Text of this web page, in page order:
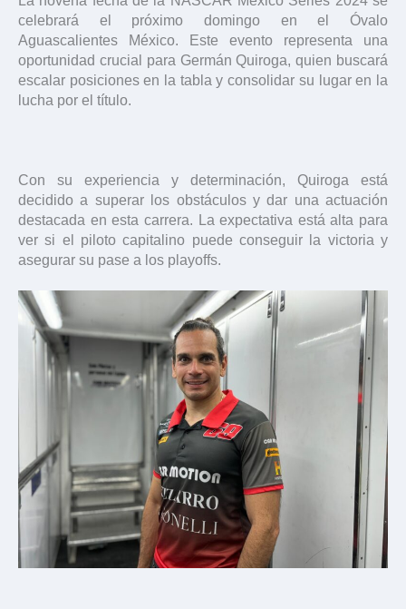
celebrará el próximo domingo en el Óvalo
Aguascalientes México. Este evento representa una
oportunidad crucial para Germán Quiroga, quien buscará
escalar posiciones en la tabla y consolidar su lugar en la
lucha por el título.
Con su experiencia y determinación, Quiroga está
decidido a superar los obstáculos y dar una actuación
destacada en esta carrera. La expectativa está alta para
ver si el piloto capitalino puede conseguir la victoria y
asegurar su pase a los playoffs.